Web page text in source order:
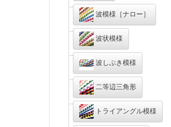
波模様［ナロー］
波状模様
波しぶき模様
二等辺三角形
トライアングル模様